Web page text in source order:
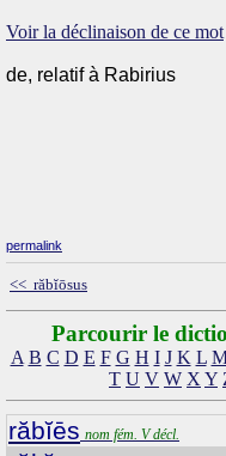
Voir la déclinaison de ce mot
de, relatif à Rabirius
permalink
<< răbĭōsus
Parcourir le
A B C D E F G H I J K L
T U V W X Y
răbĭēs nom fém. V décl.